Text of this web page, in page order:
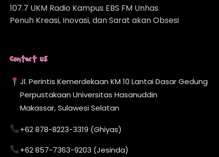
107.7 UKM Radio Kampus EBS FM Unhas
Penuh Kreasi, Inovasi, dan Sarat akan Obsesi
Contact Us
Jl. Perintis Kemerdekaan KM 10 Lantai Dasar Gedung
Perpustakaan Universitas Hasanuddin
Makassar, Sulawesi Selatan
+62 878-8223-3319 (Ghiyas)
+62 857-7363-9203 (Jesinda)